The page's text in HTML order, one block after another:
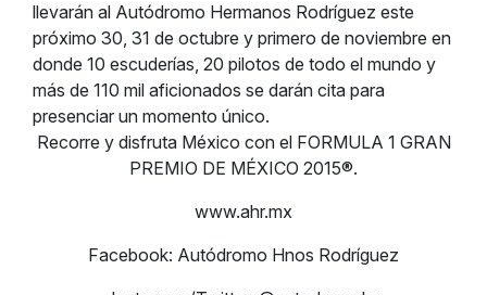
llevarán al Autódromo Hermanos Rodríguez este
próximo 30, 31 de octubre y primero de noviembre en
donde 10 escuderías, 20 pilotos de todo el mundo y
más de 110 mil aficionados se darán cita para
presenciar un momento único.
Recorre y disfruta México con el FORMULA 1 GRAN
PREMIO DE MÉXICO 2015®.
www.ahr.mx
Facebook: Autódromo Hnos Rodríguez